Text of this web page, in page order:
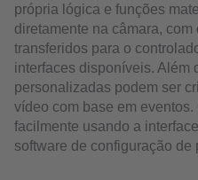
própria lógica e funções
diretamente na câmara,
transferidos para o
interfaces disponíveis. Além
personalizadas podem ser
vídeo com base em
facilmente usando a
software de configuração de